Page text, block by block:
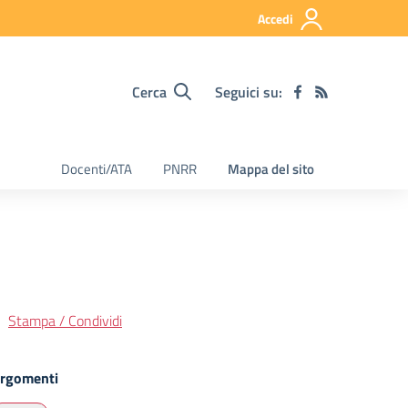
Accedi
Cerca Seguici su:
Docenti/ATA PNRR Mappa del sito
Stampa / Condividi